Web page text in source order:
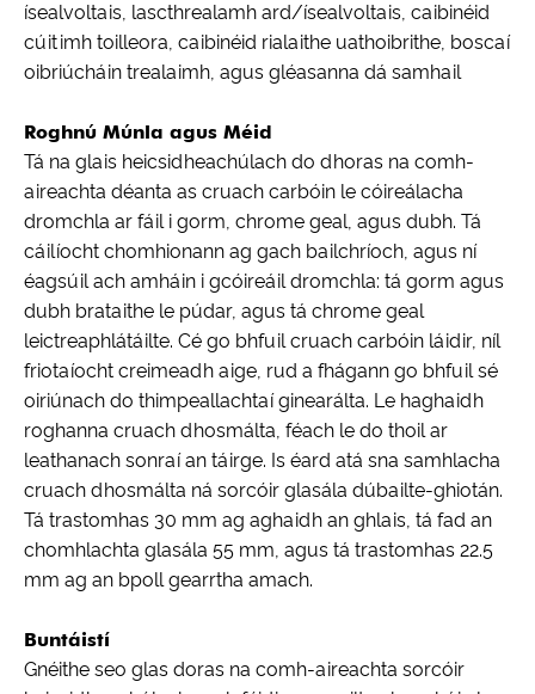
ísealvoltais, lascthrealamh ard/ísealvoltais, caibinéid
cúitimh toilleora, caibinéid rialaithe uathoibrithe, boscaí
oibriúcháin trealaimh, agus gléasanna dá samhail
Roghnú Múnla agus Méid
Tá na glais heicsidheachúlach do dhoras na comh-
aireachta déanta as cruach carbóin le cóireálacha
dromchla ar fáil i gorm, chrome geal, agus dubh. Tá
cáilíocht chomhionann ag gach bailchríoch, agus ní
éagsúil ach amháin i gcóireáil dromchla: tá gorm agus
dubh brataithe le púdar, agus tá chrome geal
leictreaphlátáilte. Cé go bhfuil cruach carbóin láidir, níl
friotaíocht creimeadh aige, rud a fhágann go bhfuil sé
oiriúnach do thimpeallachtaí ginearálta. Le haghaidh
roghanna cruach dhosmálta, féach le do thoil ar
leathanach sonraí an táirge. Is éard atá sna samhlacha
cruach dhosmálta ná sorcóir glasála dúbailte-ghiotán.
Tá trastomhas 30 mm ag aghaidh an ghlais, tá fad an
chomhlachta glasála 55 mm, agus tá trastomhas 22.5
mm ag an bpoll gearrtha amach.
Buntáistí
Gnéithe seo glas doras na comh-aireachta sorcóir